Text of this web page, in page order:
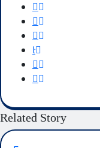
Related Story